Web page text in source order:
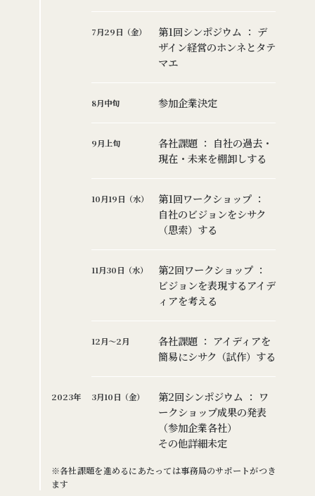
7月29日（金）
第1回シンポジウム ： デ
ザイン経営のホンネとタテ
マエ
8月中旬 参加企業決定
9月上旬
各社課題 ： 自社の過去・
現在・未来を棚卸しする
10月19日（水）
第1回ワークショップ ：
自社のビジョンをシサク
（思索）する
11月30日（水）
第2回ワークショップ ：
ビジョンを表現するアイデ
ィアを考える
12月～2月
各社課題 ： アイディアを
簡易にシサク（試作）する
2023年 3月10日（金）
第2回シンポジウム ： ワ
ークショップ成果の発表
（参加企業各社）
その他詳細未定
※各社課題を進めるにあたっては事務局のサポートがつき
ます